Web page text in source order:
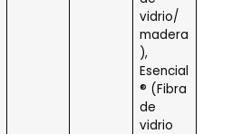
vidrio/
madera
),
Esencial
® (Fibra
de
vidrio